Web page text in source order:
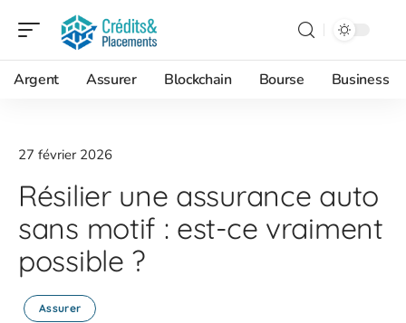
Argent Assurer Blockchain Bourse Business
27 février 2026
Résilier une assurance auto
sans motif : est-ce vraiment
possible ?
Assurer